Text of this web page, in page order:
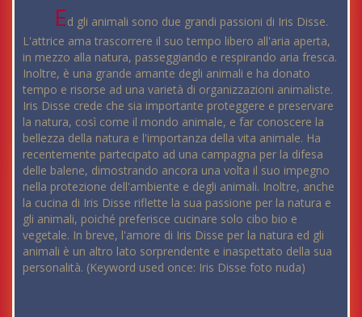
Ed gli animali sono due grandi passioni di Iris Disse.
L'attrice ama trascorrere il suo tempo libero all'aria aperta,
in mezzo alla natura, passeggiando e respirando aria fresca.
Inoltre, è una grande amante degli animali e ha donato
tempo e risorse ad una varietà di organizzazioni animaliste.
Iris Disse crede che sia importante proteggere e preservare
la natura, così come il mondo animale, e far conoscere la
bellezza della natura e l'importanza della vita animale. Ha
recentemente partecipato ad una campagna per la difesa
delle balene, dimostrando ancora una volta il suo impegno
nella protezione dell'ambiente e degli animali. Inoltre, anche
la cucina di Iris Disse riflette la sua passione per la natura e
gli animali, poiché preferisce cucinare solo cibo bio e
vegetale. In breve, l'amore di Iris Disse per la natura ed gli
animali è un altro lato sorprendente e inaspettato della sua
personalità. (Keyword used once: Iris Disse foto nuda)